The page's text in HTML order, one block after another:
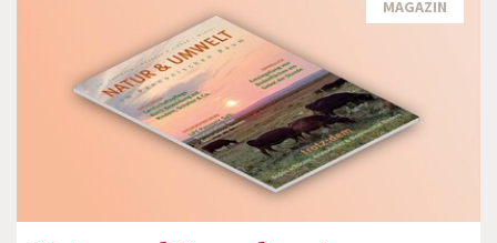
MAGAZIN